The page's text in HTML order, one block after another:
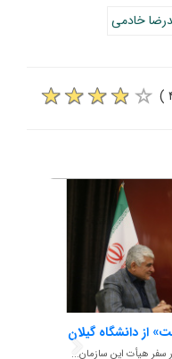
خادمی
)
از دانشگاه گیلان
سفر هیأت این سازمان...